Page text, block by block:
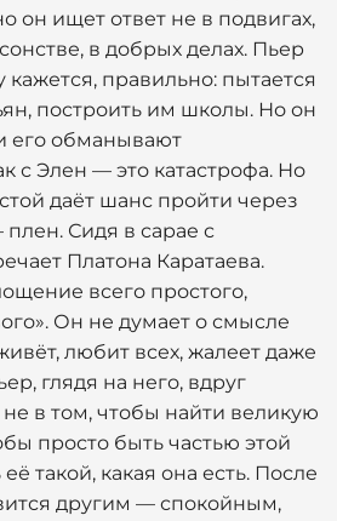
он ищет ответ не в подвигах,
в добрых делах. Пьер
кажется, правильно: пытается
построить им школы. Но он
его обманывают
с Элен — это катастрофа. Но
даёт шанс пройти через
Сидя в сарае с
Платона Каратаева.
всего простого,
Он не думает о смысле
любит всех, жалеет даже
глядя на него, вдруг
не в том, чтобы найти великую
просто быть частью этой
такой, какая она есть. После
другим — спокойным,